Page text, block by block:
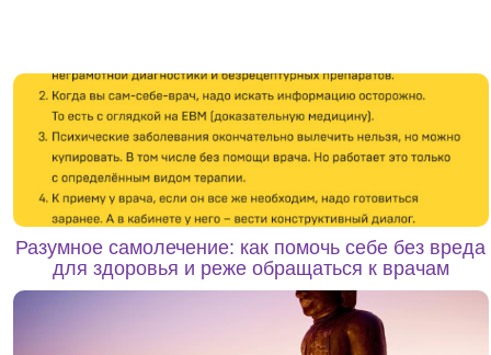
Разумное самолечение: как помочь себе без вреда
для здоровья и реже обращаться к врачам